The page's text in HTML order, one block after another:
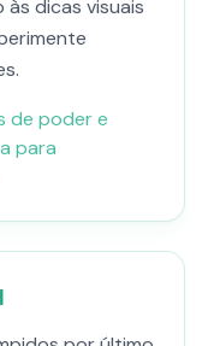
dicas visuais
de poder e
para